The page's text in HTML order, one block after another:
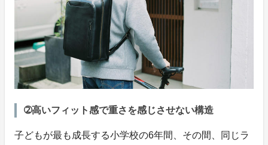
➁高いフィット感で重さを感じさせない構造
子どもが最も成長する小学校の6年間、その間、同じラ